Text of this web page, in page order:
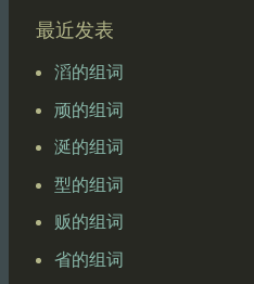
最近发表
滔的组词
顽的组词
涎的组词
型的组词
贩的组词
省的组词